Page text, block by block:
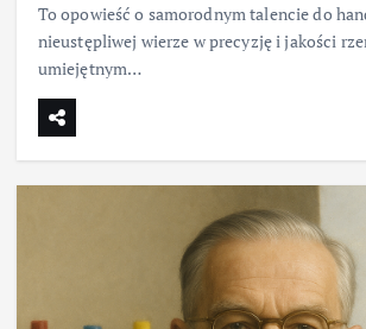
To opowieść o samorodnym talencie do
nieustępliwej wierze w precyzję i jakości
umiejętnym…